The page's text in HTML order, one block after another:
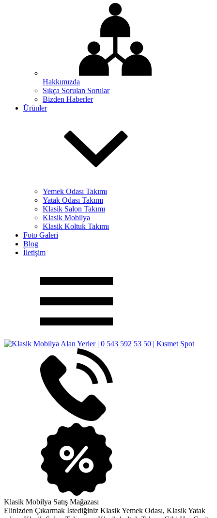
Hakkımızda
Sıkça Sorulan Sorular
Bizden Haberler
Ürünler
Yemek Odası Takımı
Yatak Odası Takımı
Klasik Salon Takımı
Klasik Mobilya
Klasik Koltuk Takımı
Foto Galeri
Blog
İletişim
Klasik Mobilya Satış Mağazası
Elinizden Çıkarmak İstediğiniz Klasik Yemek Odası, Klasik Yatak